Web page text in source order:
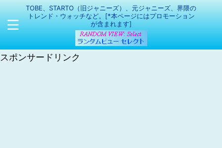
TOBE、STARTO（旧ジャニーズ）、元ジャニーズ、界隈の
トレンド・ウォッチなど。[*本ページにはプロモーション
が含まれます]
スポンサードリンク